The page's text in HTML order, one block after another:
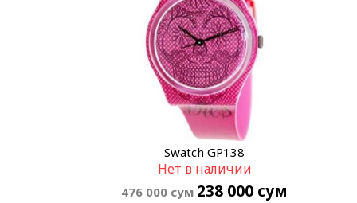
Swatch GP138
Нет в наличии
476 000сум 238 000 сум